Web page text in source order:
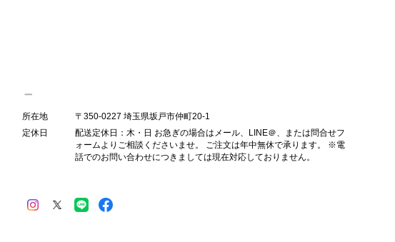
す。 素敵なバッグを購入させていただき、ありがとうございました。
いただけたとのこと、大変安心いたしました。 「素敵なバッグを購入でき
所在地
〒350-0227 埼玉県坂戸市仲町20-1
定休日
配送定休日：木・日 お急ぎの場合はメール、LINE＠、または問合せフ
ォームよりご相談くださいませ。 ご注文は年中無休で承ります。 ※電
話でのお問い合わせにつきましては現在対応しておりません。